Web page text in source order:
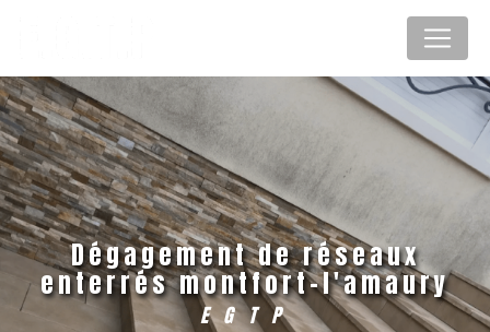
dégagement de réseaux
enterrés montfort-l'amaury
EGTP